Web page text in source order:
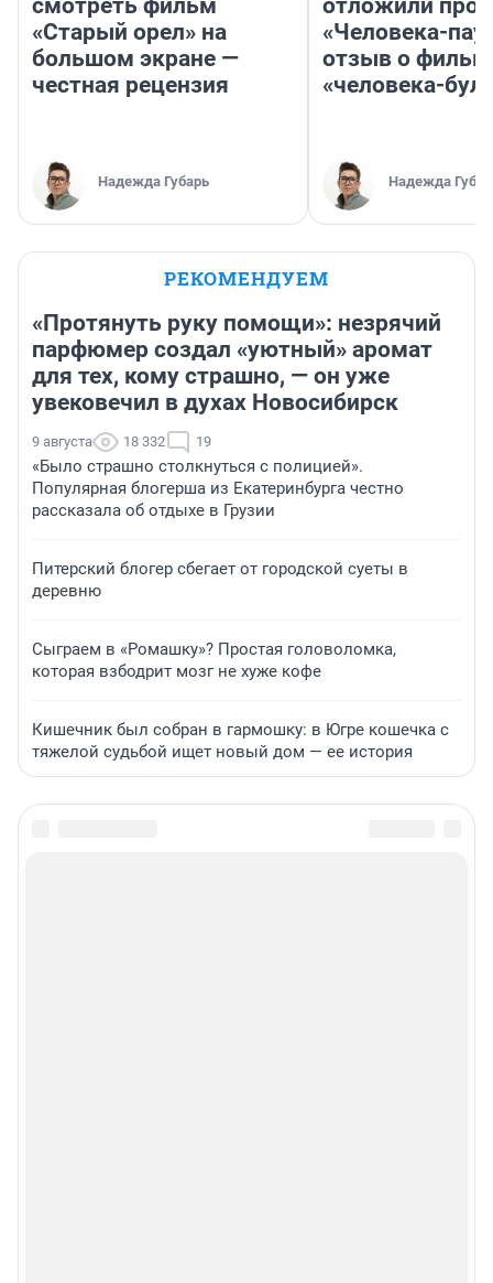
смотреть фильм
«Старый орел» на
большом экране —
честная рецензия
Надежда Губарь
отложили
«Человека-
отзыв о
«человека-
Надежда
РЕКОМЕНДУЕМ
«Протянуть руку помощи»: незрячий
парфюмер создал «уютный» аромат
для тех, кому страшно, — он уже
увековечил в духах Новосибирск
9 августа 18 332 19
«Было страшно столкнуться с полицией».
Популярная блогерша из Екатеринбурга честно
рассказала об отдыхе в Грузии
Питерский блогер сбегает от городской суеты в
деревню
Сыграем в «Ромашку»? Простая головоломка,
которая взбодрит мозг не хуже кофе
Кишечник был собран в гармошку: в Югре кошечка с
тяжелой судьбой ищет новый дом — ее история